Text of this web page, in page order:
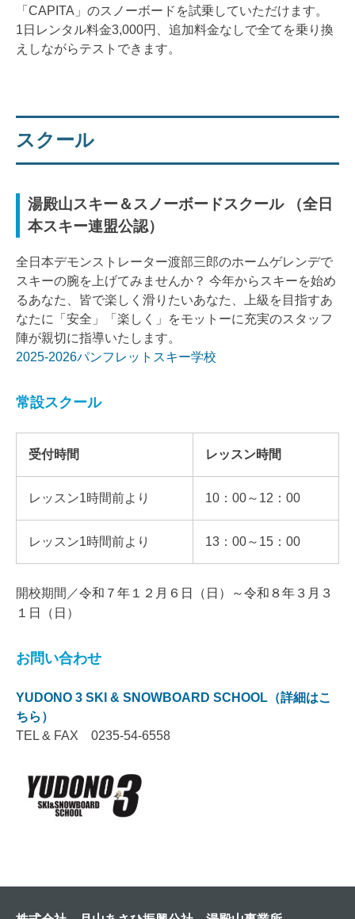
「CAPITA」のスノーボードを試乗していただけます。
1日レンタル料金3,000円、追加料金なしで全てを乗り換
えしながらテストできます。
スクール
湯殿山スキー＆スノーボードスクール （全日
本スキー連盟公認）
全日本デモンストレーター渡部三郎のホームゲレンデで
スキーの腕を上げてみませんか？ 今年からスキーを始め
るあなた、皆で楽しく滑りたいあなた、上級を目指すあ
なたに「安全」「楽しく」をモットーに充実のスタッフ
陣が親切に指導いたします。
2025-2026パンフレットスキー学校
常設スクール
受付時間 レッスン時間
レッスン1時間前より 10：00～12：00
レッスン1時間前より 13：00～15：00
開校期間／令和７年１２月６ 日（日）～令和８年３月３
１日（日）
お問い合わせ
YUDONO 3 SKI & SNOWBOARD SCHOOL（詳細はこ
ちら）
TEL & FAX 0235-54-6558